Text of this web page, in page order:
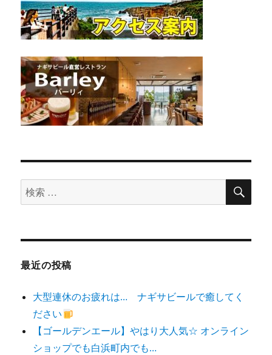
検
索
象:
検
最近の投稿
大型連休のお疲れは… ナギサビールで癒してく
ださい
【ゴールデンエール】やはり大人気☆ オンライン
ショップでも白浜町内でも…